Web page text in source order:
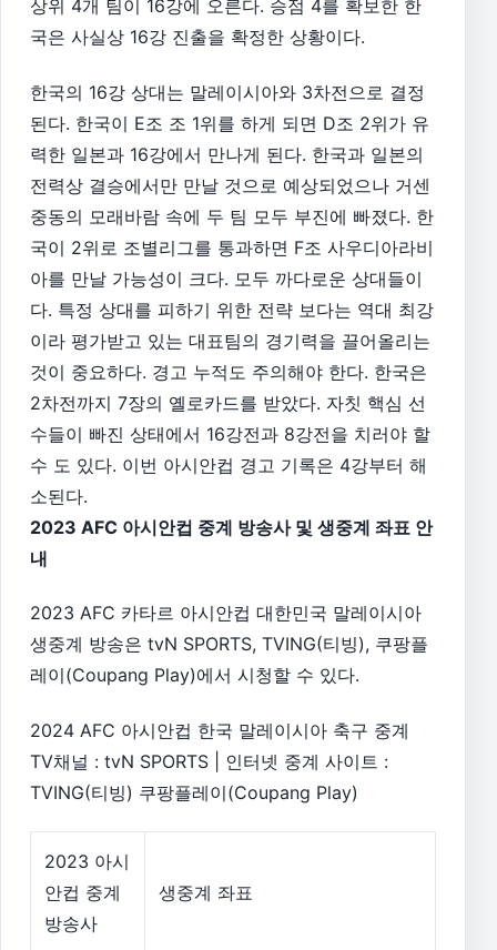
상위 4개 팀이 16강에 오른다. 승점 4를 확보한 한
국은 사실상 16강 진출을 확정한 상황이다.
한국의 16강 상대는 말레이시아와 3차전으로 결정
된다. 한국이 E조 조 1위를 하게 되면 D조 2위가 유
력한 일본과 16강에서 만나게 된다. 한국과 일본의
전력상 결승에서만 만날 것으로 예상되었으나 거센
중동의 모래바람 속에 두 팀 모두 부진에 빠졌다. 한
국이 2위로 조별리그를 통과하면 F조 사우디아라비
아를 만날 가능성이 크다. 모두 까다로운 상대들이
다. 특정 상대를 피하기 위한 전략 보다는 역대 최강
이라 평가받고 있는 대표팀의 경기력을 끌어올리는
것이 중요하다. 경고 누적도 주의해야 한다. 한국은
2차전까지 7장의 옐로카드를 받았다. 자칫 핵심 선
수들이 빠진 상태에서 16강전과 8강전을 치러야 할
수 도 있다. 이번 아시안컵 경고 기록은 4강부터 해
소된다.
2023 AFC 아시안컵 중계 방송사 및 생중계 좌표 안
내
2023 AFC 카타르 아시안컵 대한민국 말레이시아
생중계 방송은 tvN SPORTS, TVING(티빙), 쿠팡플
레이(Coupang Play)에서 시청할 수 있다.
2024 AFC 아시안컵 한국 말레이시아 축구 중계
TV채널 : tvN SPORTS | 인터넷 중계 사이트 :
TVING(티빙) 쿠팡플레이(Coupang Play)
2023 아시
안컵 중계
방송사
생중계 좌표